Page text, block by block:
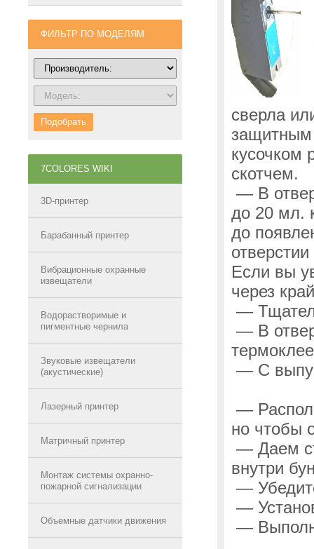
ФИЛЬТР ПО МОДЕЛЯМ
Подобрать
7COLORES WIKI
3D-принтер
Барабанный принтер
Вибрационные охранные
извещатели
Водорастворимые и
пигментные чернила
Звуковые извещатели
(акустические)
Лазерный принтер
Матричный принтер
Монтаж системы охранно-
пожарной сигнализации
Объемные датчики движения
сверла
защитным
кусочком
скотчем.
— В
до 20 мл.
до
Если вы
через
—
— В
— С
—
но чтобы
— Даем
внутри
—
—
—